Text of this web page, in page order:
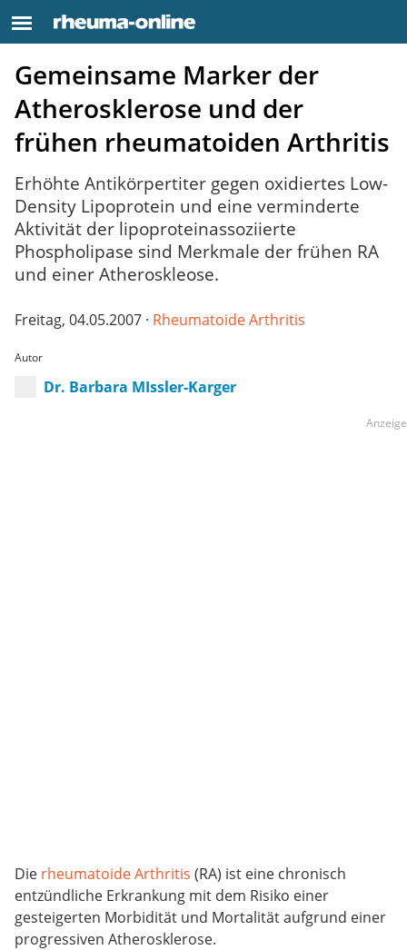
Gemeinsame Marker der
Atherosklerose und der
frühen rheumatoiden Arthritis
Erhöhte Antikörpertiter gegen oxidiertes Low-
Density Lipoprotein und eine verminderte
Aktivität der lipoproteinassoziierte
Phospholipase sind Merkmale der frühen RA
und einer Atheroskleose.
Freitag, 04.05.2007 · Rheumatoide Arthritis
Autor
Dr. Barbara MIssler-Karger
Die rheumatoide Arthritis (RA) ist eine chronisch
entzündliche Erkrankung mit dem Risiko einer
gesteigerten Morbidität und Mortalität aufgrund einer
progressiven Atherosklerose.